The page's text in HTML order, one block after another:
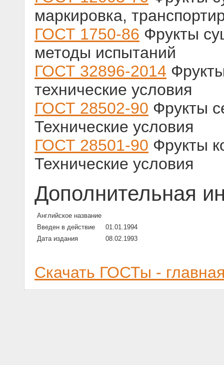
маркировка,
ГОСТ 1750-86 Фрукты
методы испытаний
ГОСТ 32896-2014
технические условия
ГОСТ 28502-90 Фрукты
Технические условия
ГОСТ 28501-90 Фрукты
Технические условия
Дополнительная
Английское название
Введен в действие
01.01.1994
Дата издания
08.02.1993
Скачать ГОСТы -